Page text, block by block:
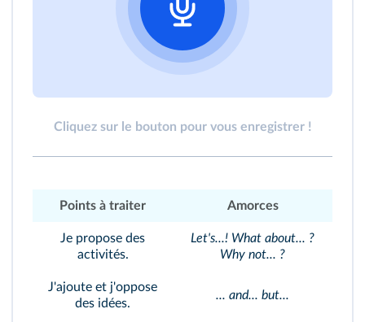
Cliquez sur le bouton pour vous enregistrer !
Points à traiter Amorces
Je propose des
activités.
Let's...! What about... ?
Why not... ?
J'ajoute et j'oppose
des idées.
... and... but...